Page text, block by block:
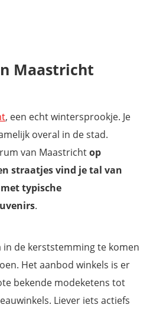
Nederland
Maastricht
, een echt wintersprookje. Je
overal in de stad.
van Maastrichtop
straatjes vind je tal van
typische
.
in de kerststemming te komen
Het aanbod winkels is er
bekende modeketens tot
Liever iets actiefs